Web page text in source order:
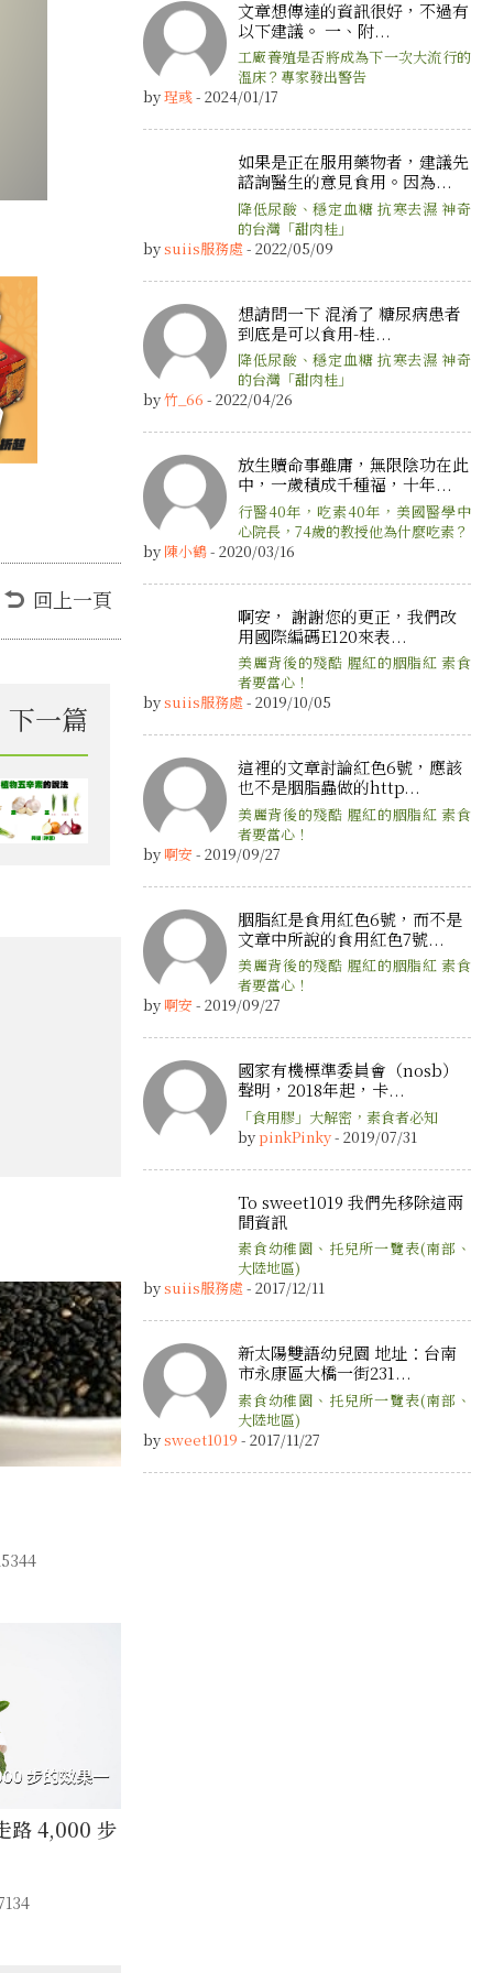
回上一頁
下一篇
路 4,000 步
文章想傳達的資訊很好，不過有
以下建議。 一、附...
工廠養殖是否將成為下一次大流行的
溫床？專家發出警告
by珵彧- 2024/01/17
如果是正在服用藥物者，建議先
諮詢醫生的意見食用。因為...
降低尿酸、穩定血糖 抗寒去濕 神奇
的台灣「甜肉桂」
bysuiis服務處 - 2022/05/09
想請問一下 混淆了 糖尿病患者
到底是可以食用-桂...
降低尿酸、穩定血糖 抗寒去濕 神奇
的台灣「甜肉桂」
by竹_66 - 2022/04/26
放生贖命事雖庸，無限陰功在此
中，一歲積成千種福，十年...
行醫40年，吃素40年，美國醫學中
心院長，74歲的教授他為什麼吃素？
by 陳小鶴- 2020/03/16
啊安， 謝謝您的更正，我們改
用國際編碼E120來表...
美麗背後的殘酷 腥紅的胭脂紅 素食
者要當心！
bysuiis服務處 - 2019/10/05
這裡的文章討論紅色6號，應該
也不是胭脂蟲做的http...
美麗背後的殘酷 腥紅的胭脂紅 素食
者要當心！
by 啊安 - 2019/09/27
胭脂紅是食用紅色6號，而不是
文章中所說的食用紅色7號...
美麗背後的殘酷 腥紅的胭脂紅 素食
者要當心！
by 啊安 - 2019/09/27
國家有機標準委員會（nosb）
聲明，2018年起，卡...
「食用膠」大解密，素食者必知
bypinkPinky- 2019/07/31
To sweet1019 我們先移除這兩
間資訊
素食幼稚園、托兒所一覽表(南部、
大陸地區)
bysuiis服務處 - 2017/12/11
新太陽雙語幼兒園 地址：台南
市永康區大橋一街231...
素食幼稚園、托兒所一覽表(南部、
大陸地區)
bysweet1019 - 2017/11/27